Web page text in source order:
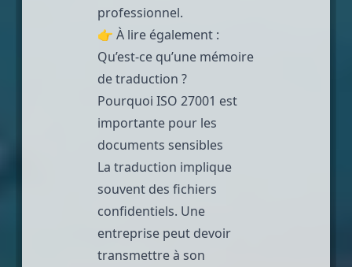
professionnel.
👉 À lire également :
Qu’est-ce qu’une mémoire
de traduction ?
Pourquoi ISO 27001 est
importante pour les
documents sensibles
La traduction implique
souvent des fichiers
confidentiels. Une
entreprise peut devoir
transmettre à son